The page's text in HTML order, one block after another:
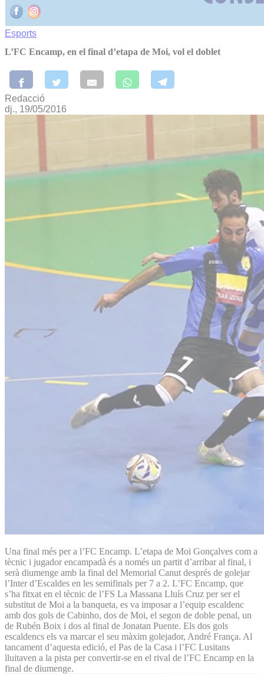
Esports
L’FC Encamp, en el final d’etapa de Moi, vol el doblet
Redacció
dj., 19/05/2016
Una final més per a l’FC Encamp. L’etapa de Moi Gonçalves com a
tècnic i jugador encampadà és a només un partit d’arribar al final, i
serà diumenge amb la final del Memorial Canut després de golejar
l’Inter d’Escaldes en les semifinals per 7 a 2. L’FC Encamp, que
s’ha fitxat en el tècnic de l’FS La Massana Lluís Cruz per ser el
substitut de Moi a la banqueta, es va imposar a l’equip escaldenc
amb dos gols de Cabinho, dos de Moi, el segon de doble penal, un
de Rubén Boix i dos al final de Jonatan Puente. Els dos gols
escaldencs els va marcar el seu màxim golejador, André França. Al
tancament d’aquesta edició, el Pas de la Casa i l’FC Lusitans
lluitaven a la pista per convertir-se en el rival de l’FC Encamp en la
final de diumenge.